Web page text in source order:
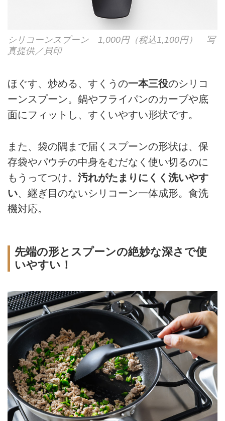
シリコーンスプーン 1,000円（税込1,100円） 写
真提供／貝印
ほぐす、炒める、すくうの一本三役のシリコ
ーンスプーン。鍋やフライパンのカーブや底
面にフィットし、すくいやすい形状です。
また、袋の隅まで届くスプーンの形状は、保
存袋やパウチの中身をむだなく使い切るのに
もうってつけ。 汚れがたまりにくく洗いやす
い、継ぎ目のないシリコーン一体成形。食洗
機対応。
先端の形とスプーンの絶妙な深さで使
いやすい！